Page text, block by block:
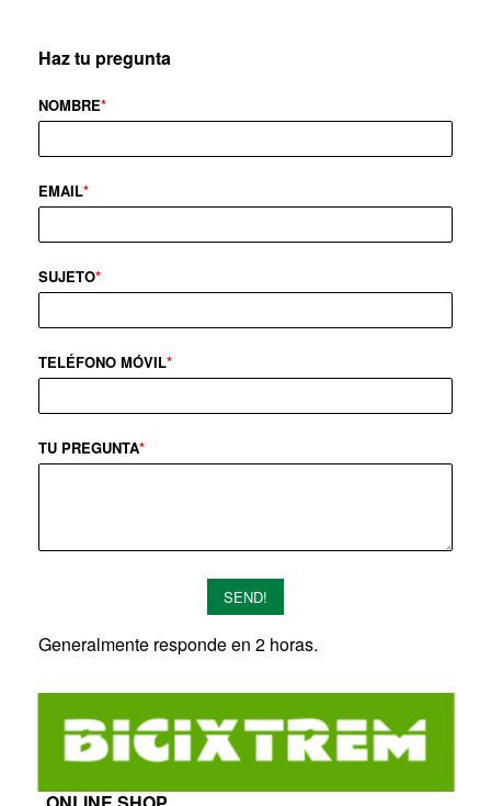
Haz tu pregunta
NOMBRE*
EMAIL*
SUJETO*
TELÉFONO MÓVIL*
TU PREGUNTA*
SEND!
Generalmente responde en 2 horas.